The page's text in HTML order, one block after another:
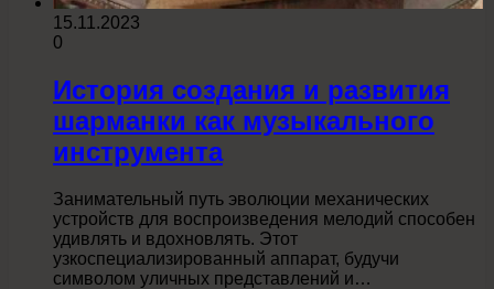
15.11.2023
0
История создания и развития
шарманки как музыкального
инструмента
Занимательный путь эволюции механических
устройств для воспроизведения мелодий способен
удивлять и вдохновлять. Этот
узкоспециализированный аппарат, будучи
символом уличных представлений и…